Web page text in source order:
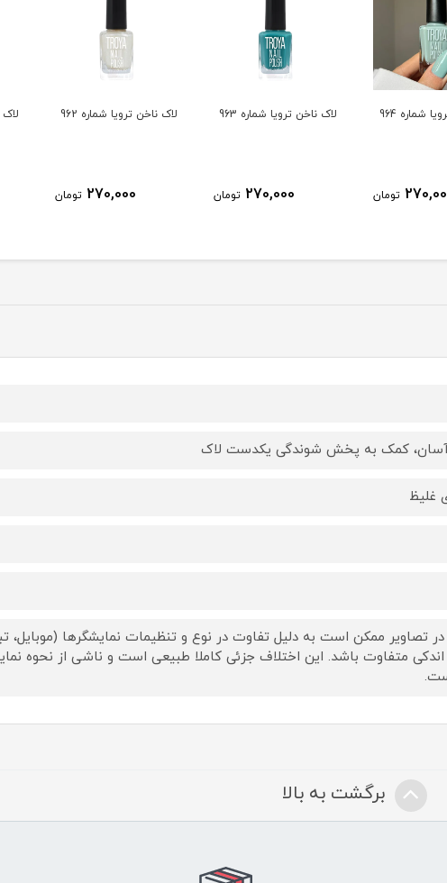
شماره 964
تومان
لاک ناخن ترویا شماره 963
270,000 تومان
لاک ناخن ترویا شماره 962
270,000 تومان
لاک
آسان، کمک به پخش شوندگی یکدست لاک
غلیظ
تصاویر ممکن است به دلیل تفاوت در نوع و تنظیمات نمایشگرها (موبایل،
متفاوت باشد. این اختلاف جزئی کاملا طبیعی است و ناشی از نحوه
برگشت به بالا